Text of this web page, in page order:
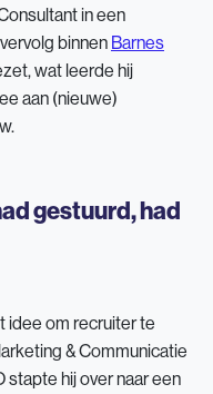
in een
binnen Barnes
wat leerde hij
aan (nieuwe)
gestuurd, had
idee om recruiter te
& Communicatie
stapte hij over naar een